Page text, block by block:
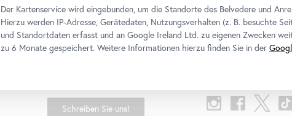
Schreiben Sie uns!
Der Kartenservice wird eingebunden, um die Standorte des Belvedere und
Hierzu werden IP-Adresse, Gerätedaten, Nutzungsverhalten (z. B. besuchte
und Standortdaten erfasst und an Google Ireland Ltd. zu eigenen Zwecken
zu 6 Monate gespeichert. Weitere Informationen hierzu finden Sie in der